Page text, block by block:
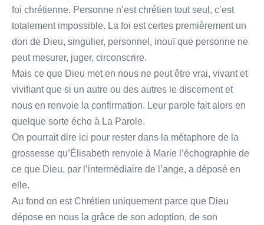
foi chrétienne. Personne n’est chrétien tout seul, c’est
totalement impossible. La foi est certes premièrement un
don de Dieu, singulier, personnel, inouï que personne ne
peut mesurer, juger, circonscrire.
Mais ce que Dieu met en nous ne peut être vrai, vivant et
vivifiant que si un autre ou des autres le discernent et
nous en renvoie la confirmation. Leur parole fait alors en
quelque sorte écho à La Parole.
On pourrait dire ici pour rester dans la métaphore de la
grossesse qu’Élisabeth renvoie à Marie l’échographie de
ce que Dieu, par l’intermédiaire de l’ange, a déposé en
elle.
Au fond on est Chrétien uniquement parce que Dieu
dépose en nous la grâce de son adoption, de son